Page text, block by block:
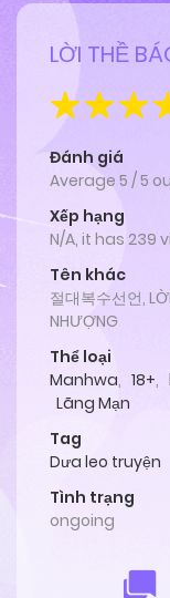
LỜI THỀ
Đánh giá
Average 5 /5
Xếp hạng
N/A, it has 239
Tên khác
절대복수선언,
NHƯỢNG
Thể loại
Manhwa, 18+,
Lãng Mạn
Tag
Dưa leo truyện
Tình trạng
ongoing